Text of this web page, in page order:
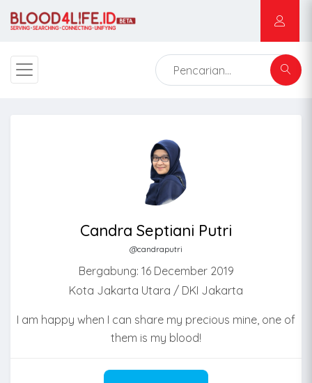
Candra Septiani Putri
@candraputri
Bergabung: 16 December 2019
Kota Jakarta Utara / DKI Jakarta
I am happy when I can share my precious mine, one of
them is my blood!